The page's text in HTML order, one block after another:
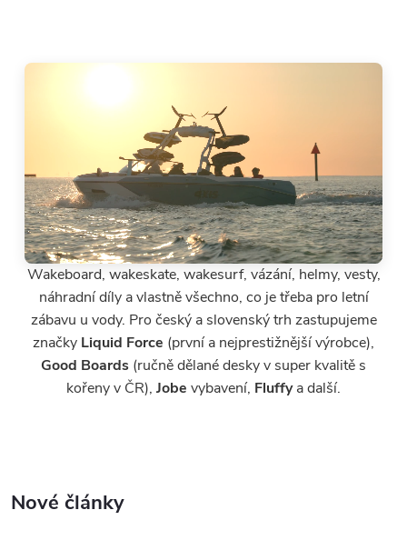
Wakeboard, wakeskate, wakesurf, vázání, helmy, vesty,
náhradní díly a vlastně všechno, co je třeba pro letní
zábavu u vody. Pro český a slovenský trh zastupujeme
značky Liquid Force (první a nejprestižnější výrobce),
Good Boards (ručně dělané desky v super kvalitě s
kořeny v ČR), Jobe vybavení, Fluffya další.
Nové články